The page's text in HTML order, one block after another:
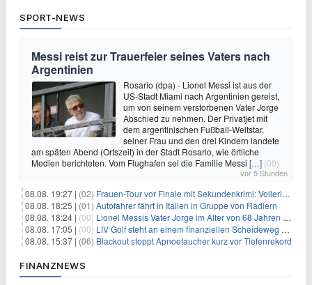
SPORT-NEWS
Messi reist zur Trauerfeier seines Vaters nach
Argentinien
Rosario (dpa) - Lionel Messi ist aus der
US-Stadt Miami nach Argentinien gereist,
um von seinem verstorbenen Vater Jorge
Abschied zu nehmen. Der Privatjet mit
dem argentinischen Fußball-Weltstar,
seiner Frau und den drei Kindern landete
am späten Abend (Ortszeit) in der Stadt Rosario, wie örtliche
Medien berichteten. Vom Flughafen sei die Familie Messi […] (00)
vor 5 Stunden
08.08. 19:27 | (02) Frauen-Tour vor Finale mit Sekundenkrimi: Vollering in Gelb
08.08. 18:25 | (01) Autofahrer fährt in Italien in Gruppe von Radlern
08.08. 18:24 | (00) Lionel Messis Vater Jorge im Alter von 68 Jahren gestorben
08.08. 17:05 | (00) LIV Golf steht an einem finanziellen Scheideweg auf der Suche nach neuen Investitionen
08.08. 15:37 | (06) Blackout stoppt Apnoetaucher kurz vor Tiefenrekord
FINANZNEWS